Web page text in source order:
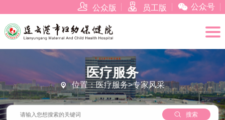
 公众版  员工版  公众号
 搜索
医疗服务
 位置：医疗服务>专家风采